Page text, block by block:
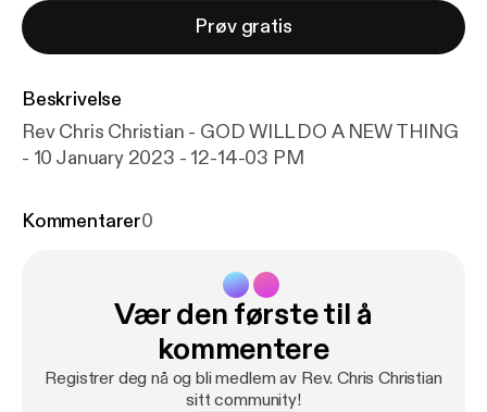
Prøv gratis
Beskrivelse
Rev Chris Christian - GOD WILL DO A NEW THING
- 10 January 2023 - 12-14-03 PM
Kommentarer0
Vær den første til å
kommentere
Registrer deg nå og bli medlem av Rev. Chris Christian
sitt community!